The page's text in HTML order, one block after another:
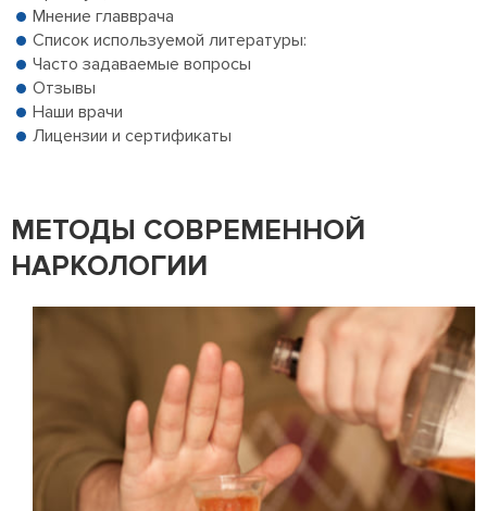
Мнение главврача
Список используемой литературы:
Часто задаваемые вопросы
Отзывы
Наши врачи
Лицензии и сертификаты
МЕТОДЫ СОВРЕМЕННОЙ
НАРКОЛОГИИ